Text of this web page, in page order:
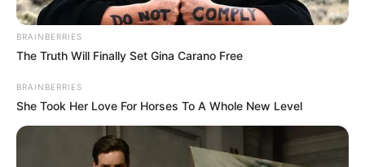
BRAINBERRIES
The Truth Will Finally Set Gina Carano Free
BRAINBERRIES
She Took Her Love For Horses To A Whole New Level